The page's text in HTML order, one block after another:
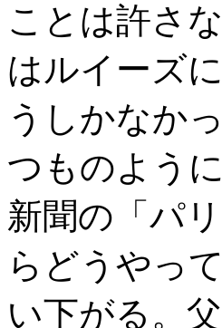
ことは許さ
はルイーズ
うしかなか
つものよう
新聞の「パ
らどうやっ
い下がる。